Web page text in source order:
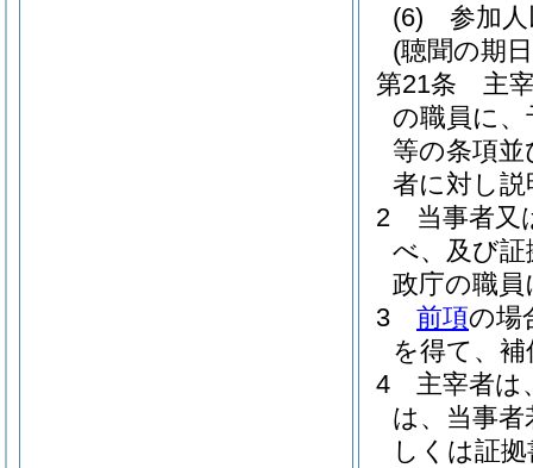
(6)
参加
(聴聞の期
第21条
主
の職員に
等の条項
者に対し
2
当事者又
べ、及び
政庁の職
3
前項の場
を得て、
4
主宰者は
は、当事
しくは証